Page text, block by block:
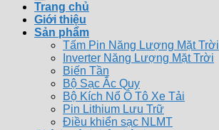
Trang chủ
Giới thiệu
Sản phẩm
Tấm Pin Năng Lượng Mặt Trời
Inverter Năng Lượng Mặt Trời
Biến Tần
Bộ Sạc Ắc Quy
Bộ Kích Nổ Ô Tô Xe Tải
Pin Lithium Lưu Trữ
Điều khiển sạc NLMT